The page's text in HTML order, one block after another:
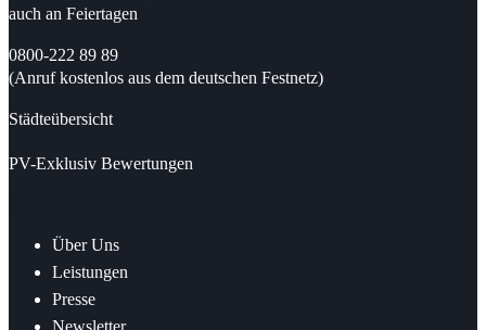
auch an Feiertagen
0800-222 89 89
(Anruf kostenlos aus dem deutschen Festnetz)
Städteübersicht
PV-Exklusiv Bewertungen
Über Uns
Leistungen
Presse